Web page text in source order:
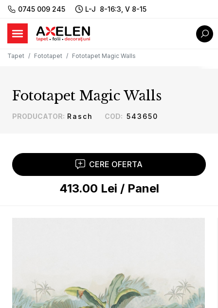
0745 009 245 L-J 8-16:3, V 8-15
Tapet Fototapet Fototapet Magic Walls
CERE OFERTA
413.00 Lei / Panel
Fototapet Magic Walls
PRODUCATOR: Rasch COD: 543650